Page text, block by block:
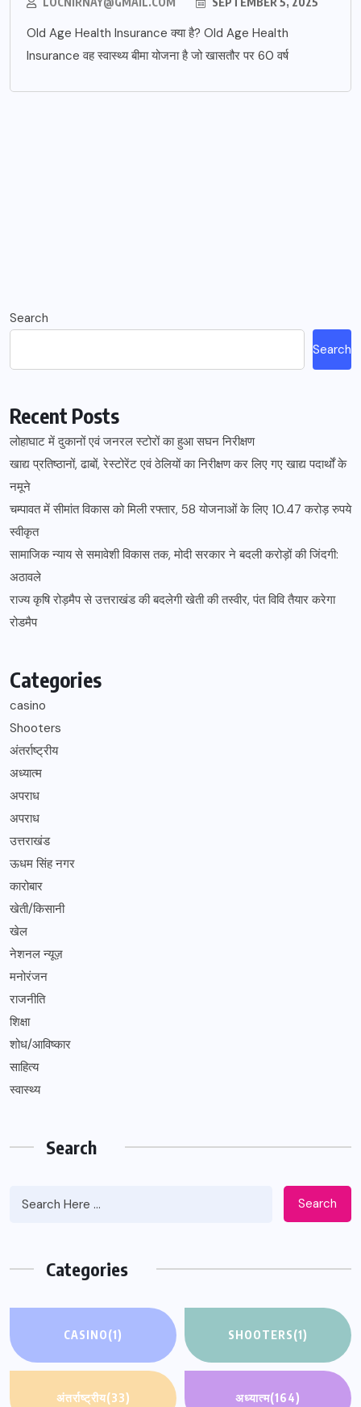
Old Age Health Insurance क्या है? Old Age Health
Insurance वह स्वास्थ्य बीमा योजना है जो खासतौर पर 60 वर्ष
Search
Search
Recent Posts
लोहाघाट में दुकानों एवं जनरल स्टोरों का हुआ सघन निरीक्षण
खाद्य प्रतिष्ठानों, ढाबों, रेस्टोरेंट एवं ठेलियों का निरीक्षण कर लिए गए खाद्य पदार्थों के
नमूने
चम्पावत में सीमांत विकास को मिली रफ्तार, 58 योजनाओं के लिए 10.47 करोड़ रुपये
स्वीकृत
सामाजिक न्याय से समावेशी विकास तक, मोदी सरकार ने बदली करोड़ों की जिंदगी:
अठावले
राज्य कृषि रोड़मैप से उत्तराखंड की बदलेगी खेती की तस्वीर, पंत विवि तैयार करेगा
रोडमैप
Categories
casino
Shooters
अंतर्राष्ट्रीय
अध्यात्म
अपराध
अपराध
उत्तराखंड
ऊधम सिंह नगर
कारोबार
खेती/किसानी
खेल
नेशनल न्यूज़
मनोरंजन
राजनीति
शिक्षा
शोध/आविष्कार
साहित्य
स्वास्थ्य
Search
Search
Categories
CASINO(1) SHOOTERS(1)
अंतर्राष्ट्रीय(33) अध्यात्म(164)